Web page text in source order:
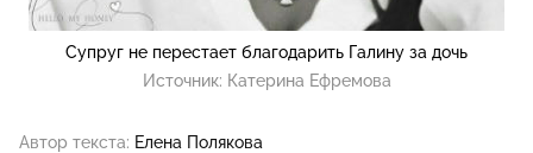
Супруг не перестает благодарить Галину за дочь
Источник: Катерина Ефремова
Автор текста: Елена Полякова